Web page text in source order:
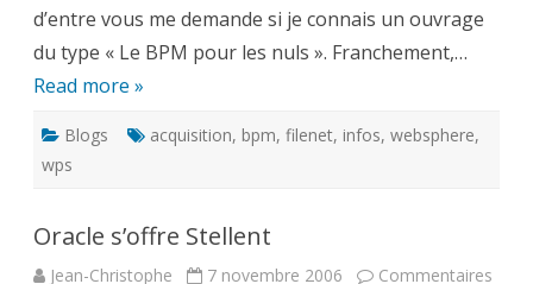
d’entre vous me demande si je connais un ouvrage
du type « Le BPM pour les nuls ». Franchement,…
Read more »
Blogs acquisition, bpm, filenet, infos, websphere,
wps
Oracle s’offre Stellent
Jean-Christophe 7 novembre 2006 Commentaires